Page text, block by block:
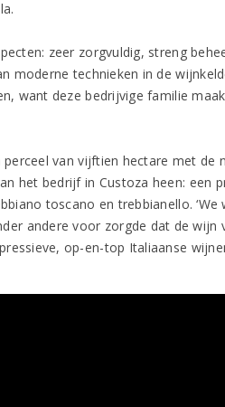
zeer zorgvuldig, streng
moderne technieken in de
want deze bedrijvige familie
van vijftien hectare met de
het bedrijf in Custoza heen: een
toscano en trebbianello. ‘We
andere voor zorgde dat de wijn
op-en-top Italiaanse